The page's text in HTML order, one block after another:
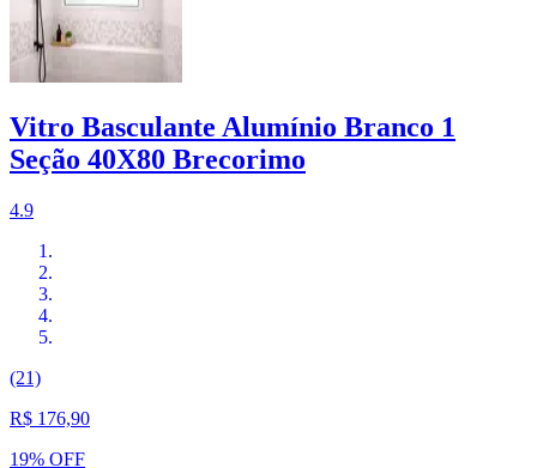
Vitro Basculante Alumínio Branco 1
Seção 40X80 Brecorimo
4.9
(21)
R$ 176,90
19% OFF